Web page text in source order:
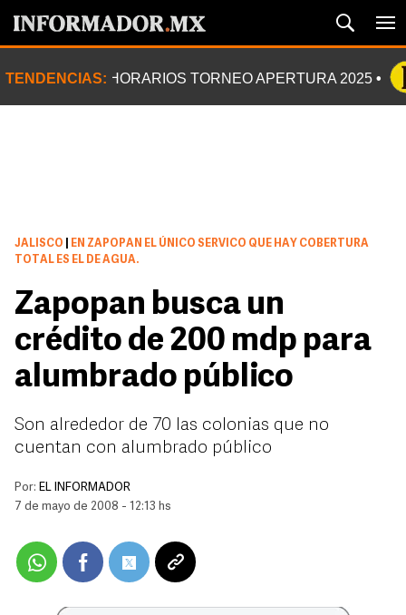
TENDENCIAS: HORARIOS TORNEO APERTURA 2025
JALISCO
EN ZAPOPAN EL ÚNICO SERVICO QUE HAY COBERTURA
TOTAL ES EL DE AGUA.
Zapopan busca un
crédito de 200 mdp para
alumbrado público
Son alrededor de 70 las colonias que no
cuentan con alumbrado público
Por: EL INFORMADOR
7 de mayo de 2008 - 12:13 hs